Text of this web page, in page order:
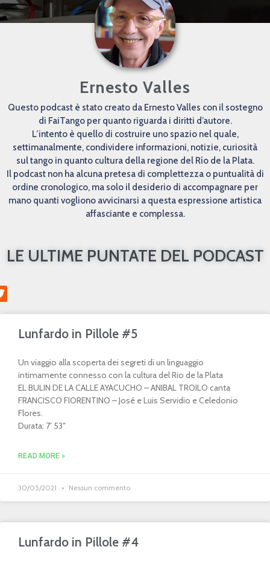
Ernesto Valles
Questo podcast è stato creato da Ernesto Valles con il sostegno
di FaiTango per quanto riguarda i diritti d’autore.
L’intento è quello di costruire uno spazio nel quale,
settimanalmente, condividere informazioni, notizie, curiosità
sul tango in quanto cultura della regione del Río de la Plata.
Il podcast non ha alcuna pretesa di complettezza o puntualità di
ordine cronologico, ma solo il desiderio di accompagnare per
mano quanti vogliono avvicinarsi a questa espressione artistica
affasciante e complessa.
LE ULTIME PUNTATE DEL PODCAST
Lunfardo in Pillole #5
Un viaggio alla scoperta dei segreti di un linguaggio
intimamente connesso con la cultura del Rio de la Plata
EL BULIN DE LA CALLE AYACUCHO – ANIBAL TROILO canta
FRANCISCO FIORENTINO – José e Luis Servidio e Celedonio
Flores.
Durata: 7′ 53″
READ MORE »
30/05/2021 Nessun commento
Lunfardo in Pillole #4